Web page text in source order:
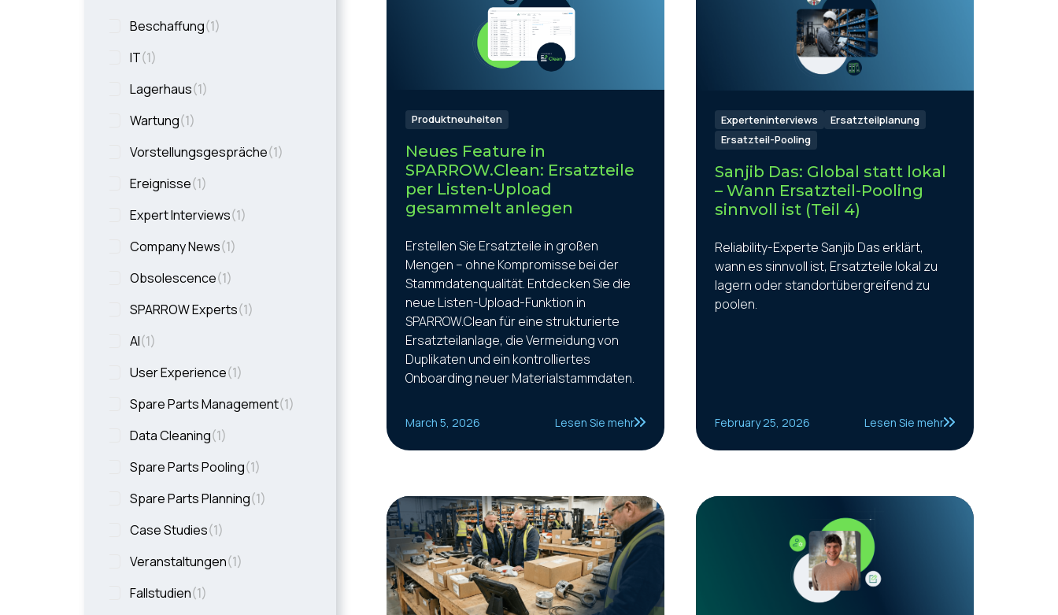
Beschaffung(1)
IT(1)
Lagerhaus(1)
Wartung(1)
Vorstellungsgespräche(1)
Ereignisse(1)
Expert Interviews(1)
Company News(1)
Obsolescence(1)
SPARROW Experts(1)
AI(1)
User Experience(1)
Spare Parts Management(1)
Data Cleaning(1)
Spare Parts Pooling(1)
Spare Parts Planning(1)
Case Studies(1)
Veranstaltungen(1)
Fallstudien(1)
Produktneuheiten
Neues Feature in
SPARROW.Clean: Ersatzteile
per Listen-Upload
gesammelt anlegen
Erstellen Sie Ersatzteile in großen
Mengen – ohne Kompromisse bei der
Stammdatenqualität. Entdecken Sie die
neue Listen-Upload-Funktion in
SPARROW.Clean für eine strukturierte
Ersatzteilanlage, die Vermeidung von
Duplikaten und ein kontrolliertes
Onboarding neuer Materialstammdaten.
March 5, 2026 Lesen Sie mehr
Experteninterviews
Ersatzteilplanung
Ersatzteil-Pooling
Sanjib Das: Global statt lokal
– Wann Ersatzteil-Pooling
sinnvoll ist (Teil 4)
Reliability-Experte Sanjib Das erklärt,
wann es sinnvoll ist, Ersatzteile lokal zu
lagern oder standortübergreifend zu
poolen.
February 25, 2026 Lesen Sie mehr